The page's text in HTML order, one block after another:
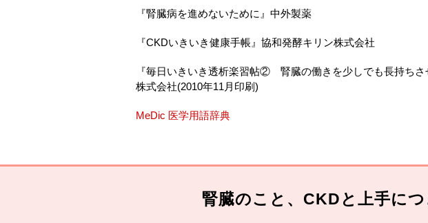
『腎臓病を進めないために』中外製薬
『CKDいきいき健康手帳』協和発酵キリン株式会社
『毎日いきいき透析楽習帖② 腎臓の働きを少しでも長持ちさ
株式会社(2010年11月印刷)
MeDic 医学用語辞典
腎臓のこと、CKDと上手に